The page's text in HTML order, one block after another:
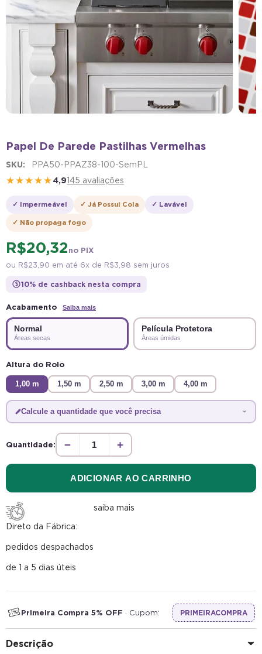
Papel De Parede Pastilhas Vermelhas
SKU: PPA50-PPAZ38-100-SemPL
★★★★★4,9145 avaliações
✓ Impermeável ✓ Já Possui Cola ✓ Lavável
✓ Não propaga fogo
R$ 20,32 no PIX
ou R$ 23,90 em até 6x de R$ 3,98 sem juros
$ 10% de cashback nesta compra
Acabamento Saiba mais
Normal
Áreas secas
Película Protetora
Áreas úmidas
Altura do Rolo
1,00 m 1,50 m 2,50 m 3,00 m 4,00 m
Calcule a quantidade que você precisa
Quantidade: − +
ADICIONAR AO CARRINHO
Direto da Fábrica:
pedidos despachados
de 1 a 5 dias úteis
saiba mais
Primeira Compra 5% OFF · Cupom: PRIMEIRACOMPRA
Descrição